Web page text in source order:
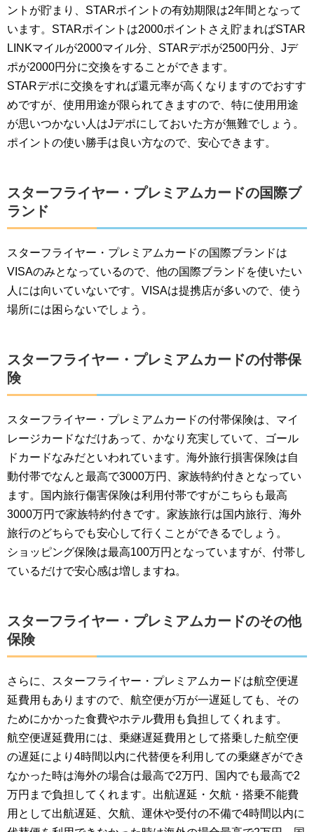
ントが貯まり、STARポイントの有効期限は2年間となって
います。STARポイントは2000ポイントさえ貯まればSTAR
LINKマイルが2000マイル分、STARデポが2500円分、Jデ
ポが2000円分に交換をすることができます。
STARデポに交換をすれば還元率が高くなりますのでおすす
めですが、使用用途が限られてきますので、特に使用用途
が思いつかない人はJデポにしておいた方が無難でしょう。
ポイントの使い勝手は良い方なので、安心できます。
スターフライヤー・プレミアムカードの国際ブ
ランド
スターフライヤー・プレミアムカードの国際ブランドは
VISAのみとなっているので、他の国際ブランドを使いたい
人には向いていないです。VISAは提携店が多いので、使う
場所には困らないでしょう。
スターフライヤー・プレミアムカードの付帯保
険
スターフライヤー・プレミアムカードの付帯保険は、マイ
レージカードなだけあって、かなり充実していて、ゴール
ドカードなみだといわれています。海外旅行損害保険は自
動付帯でなんと最高で3000万円、家族特約付きとなってい
ます。国内旅行傷害保険は利用付帯ですがこちらも最高
3000万円で家族特約付きです。家族旅行は国内旅行、海外
旅行のどちらでも安心して行くことができるでしょう。
ショッピング保険は最高100万円となっていますが、付帯し
ているだけで安心感は増しますね。
スターフライヤー・プレミアムカードのその他
保険
さらに、スターフライヤー・プレミアムカードは航空便遅
延費用もありますので、航空便が万が一遅延しても、その
ためにかかった食費やホテル費用も負担してくれます。
航空便遅延費用には、乗継遅延費用として搭乗した航空便
の遅延により4時間以内に代替便を利用しての乗継ぎができ
なかった時は海外の場合は最高で2万円、国内でも最高で2
万円まで負担してくれます。出航遅延・欠航・搭乗不能費
用として出航遅延、欠航、運休や受付の不備で4時間以内に